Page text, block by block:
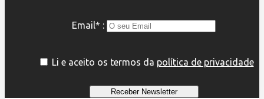
Email* :
Li e aceito os termos da política de privacidade